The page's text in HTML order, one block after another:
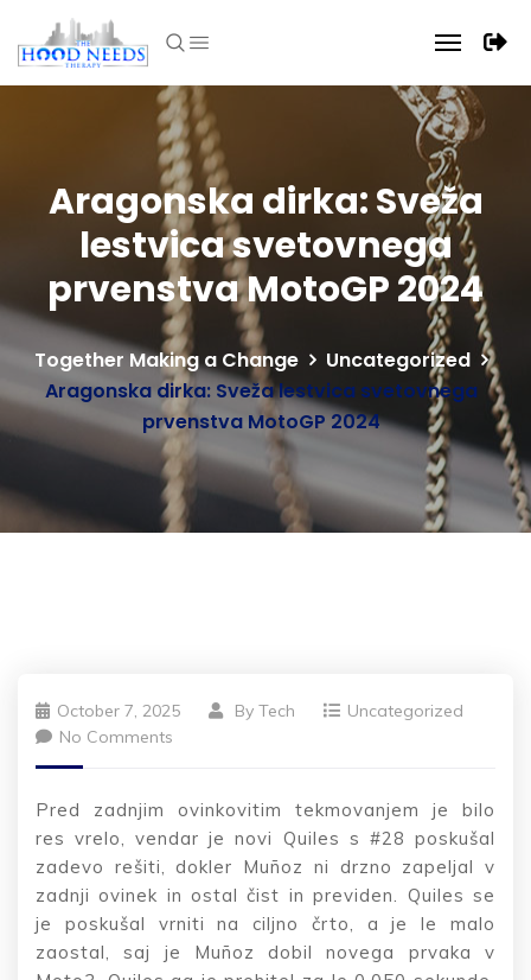
Aragonska dirka: Sveža
lestvica svetovnega
prvenstva MotoGP 2024
Together Making a Change
Uncategorized
Aragonska dirka: Sveža lestvica svetovnega
prvenstva MotoGP 2024
October 7, 2025 By Tech
Uncategorized
No Comments
Pred zadnjim ovinkovitim tekmovanjem je bilo
res vrelo, vendar je novi Quiles s #28 poskušal
zadevo rešiti, dokler Muñoz ni drzno zapeljal v
zadnji ovinek in ostal čist in previden. Quiles se
je poskušal vrniti na ciljno črto, a je le malo
zaostal, saj je Muñoz dobil novega prvaka v